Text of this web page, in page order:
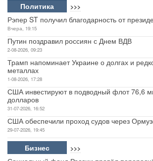
Политика >>>
Рэпер ST получил благодарность от
Вчера, 19:15
Путин поздравил россиян с Днем ВДВ
2-08-2026, 09:23
Трамп напоминает Украине о долгах и
металлах
1-08-2026, 17:28
США инвестируют в подводный флот 76,6
долларов
31-07-2026, 16:52
США обеспечили проход судов через
29-07-2026, 19:45
Бизнес >>>